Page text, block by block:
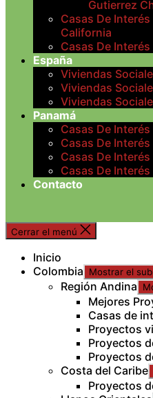
Gutierrez
Casas De
California
Casas De
España
Viviendas
Viviendas
Viviendas
Panamá
Casas De
Casas De
Casas De
Casas De
Contacto
Cerrar el menú
Inicio
Colombia
Mostrar el
Región Andina
Mejores
Casas de
Proyectos
Proyectos
Proyectos
Costa del Caribe
Proyectos